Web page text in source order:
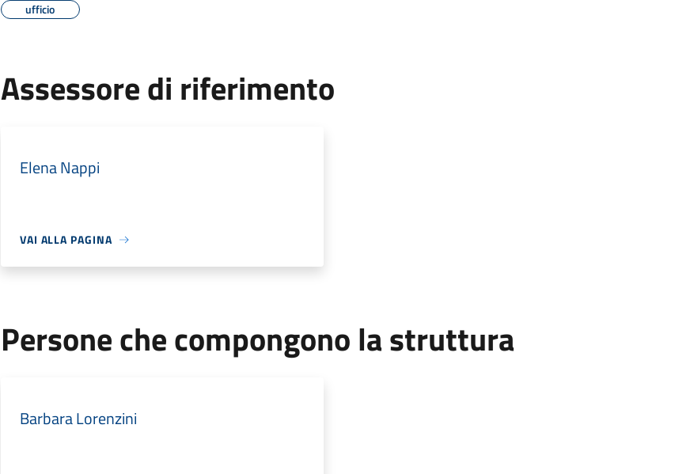
ufficio
Assessore di riferimento
Elena Nappi
VAI ALLA PAGINA
Persone che compongono la struttura
Barbara Lorenzini